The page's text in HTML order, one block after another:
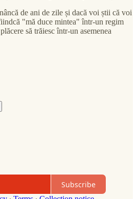
de ani de zile și dacă voi știi că voi
"mă duce mintea" într-un regim
să trăiesc într-un asemenea
Subscribe